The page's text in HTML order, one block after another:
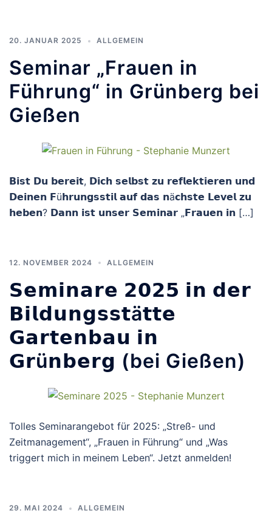
20. JANUAR 2025 ALLGEMEIN
Seminar „Frauen in
Führung“ in Grünberg bei
Gießen
𝗕𝗶𝘀𝘁 𝗗𝘂 𝗯𝗲𝗿𝗲𝗶𝘁, 𝗗𝗶𝗰𝗵 𝘀𝗲𝗹𝗯𝘀𝘁 𝘇𝘂 𝗿𝗲𝗳𝗹𝗲𝗸𝘁𝗶𝗲𝗿𝗲𝗻 𝘂𝗻𝗱
𝗗𝗲𝗶𝗻𝗲𝗻 𝗙ü𝗵𝗿𝘂𝗻𝗴𝘀𝘀𝘁𝗶𝗹 𝗮𝘂𝗳 𝗱𝗮𝘀 𝗻ä𝗰𝗵𝘀𝘁𝗲 𝗟𝗲𝘃𝗲𝗹 𝘇𝘂
𝗵𝗲𝗯𝗲𝗻? 𝗗𝗮𝗻𝗻 𝗶𝘀𝘁 𝘂𝗻𝘀𝗲𝗿 𝗦𝗲𝗺𝗶𝗻𝗮𝗿 „𝗙𝗿𝗮𝘂𝗲𝗻 𝗶𝗻 […]
12. NOVEMBER 2024 ALLGEMEIN
𝗦𝗲𝗺𝗶𝗻𝗮𝗿𝗲 𝟮𝟬𝟮𝟱 𝗶𝗻 𝗱𝗲𝗿
𝗕𝗶𝗹𝗱𝘂𝗻𝗴𝘀𝘀𝘁ä𝘁𝘁𝗲
𝗚𝗮𝗿𝘁𝗲𝗻𝗯𝗮𝘂 𝗶𝗻
𝗚𝗿ü𝗻𝗯𝗲𝗿𝗴 (bei Gießen)
Tolles Seminarangebot für 2025: „Streß- und
Zeitmanagement“, „Frauen in Führung“ und „Was
triggert mich in meinem Leben“. Jetzt anmelden!
29. MAI 2024 ALLGEMEIN